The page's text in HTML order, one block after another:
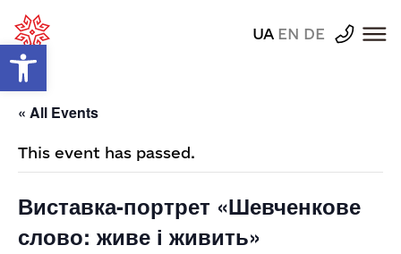
Відкрити Панель інструментів
UA EN DE
« All Events
This event has passed.
Виставка-портрет «Шевченкове
слово: живе і живить»